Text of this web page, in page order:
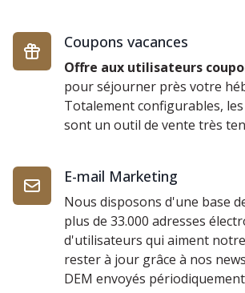
Coupons vacances
Offre aux utilisateurs
pour séjourner près votre
Totalement configurables,
sont un outil de vente très
E-mail Marketing
Nous disposons d'une base
plus de 33.000 adresses
d'utilisateurs qui aiment
rester à jour grâce à nos
DEM envoyés